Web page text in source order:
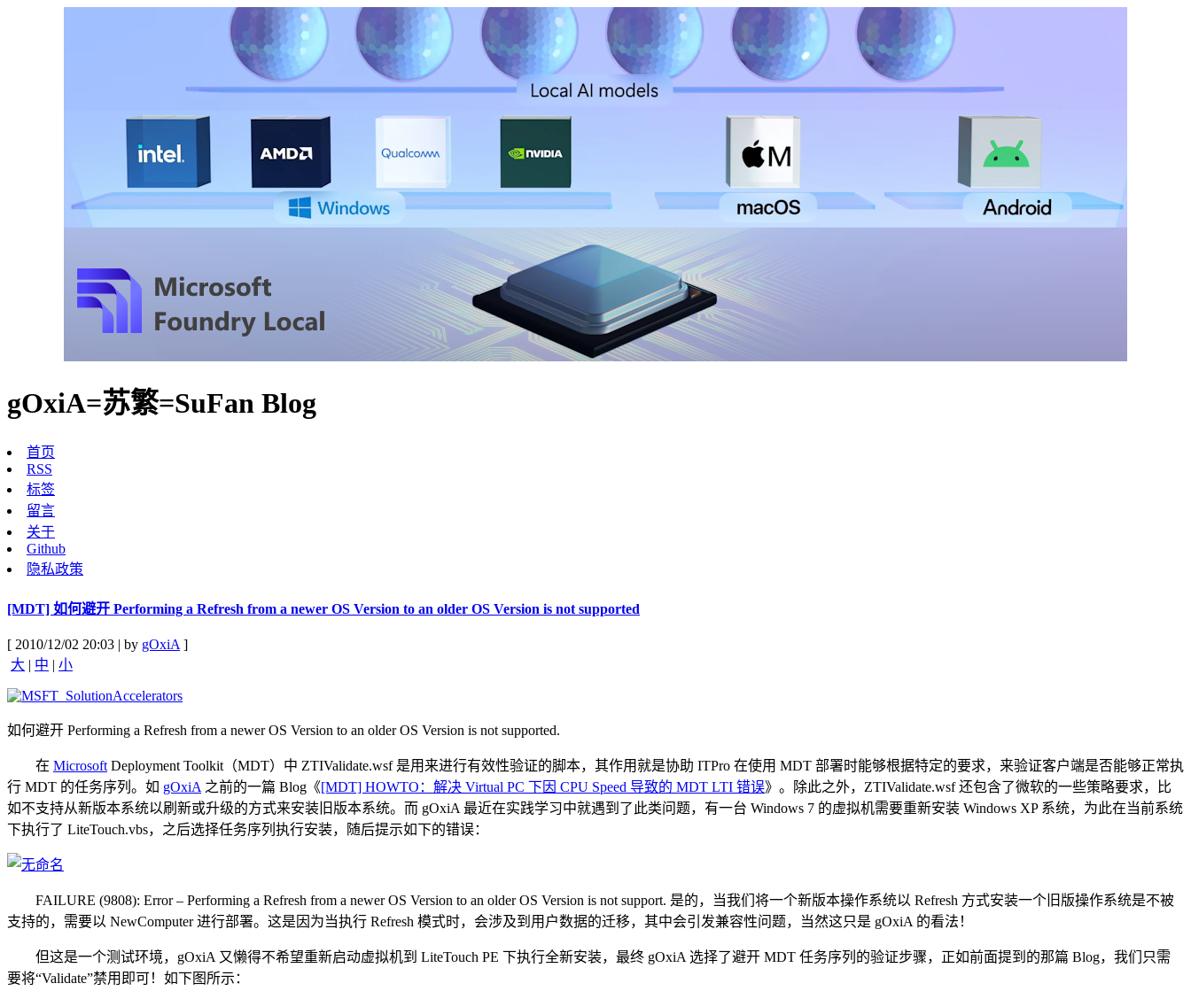
gOxiA=苏繁=SuFan Blog
首页
RSS
标签
留言
关于
Github
隐私政策
[MDT] 如何避开 Performing a Refresh from a newer OS Version to an older OS Version is not supported
[ 2010/12/02 20:03 | by gOxiA]
大 | 中 | 小
如何避开 Performing a Refresh from a newer OS Version to an older OS Version is not supported.
在 MicrosoftDeployment Toolkit（MDT）中 ZTIValidate.wsf 是用来进行有效性验证的脚本，其作用就是协助 ITPro 在使用 MDT 部署时能够根据特定的要求，来验证客户端是否能够正常执
行 MDT 的任务序列。如 gOxiA之前的一篇 Blog《[MDT] HOWTO：解决 Virtual PC 下因 CPU Speed 导致的 MDT LTI 错误》。除此之外，ZTIValidate.wsf 还包含了微软的一些策略要求，比
如不支持从新版本系统以刷新或升级的方式来安装旧版本系统。而 gOxiA 最近在实践学习中就遇到了此类问题，有一台 Windows 7 的虚拟机需要重新安装 Windows XP 系统，为此在当前系统
下执行了 LiteTouch.vbs，之后选择任务序列执行安装，随后提示如下的错误：
FAILURE (9808): Error – Performing a Refresh from a newer OS Version to an older OS Version is not support. 是的，当我们将一个新版本操作系统以 Refresh 方式安装一个旧版操作系统是不被
支持的，需要以 NewComputer 进行部署。这是因为当执行 Refresh 模式时，会涉及到用户数据的迁移，其中会引发兼容性问题，当然这只是 gOxiA 的看法！
但这是一个测试环境，gOxiA 又懒得不希望重新启动虚拟机到 LiteTouch PE 下执行全新安装，最终 gOxiA 选择了避开 MDT 任务序列的验证步骤，正如前面提到的那篇 Blog，我们只需
要将“Validate”禁用即可！如下图所示：